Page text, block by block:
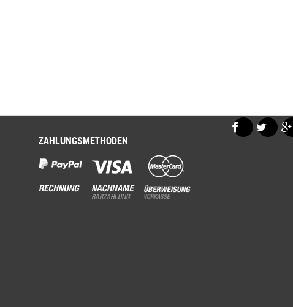
ZAHLUNGSMETHODEN